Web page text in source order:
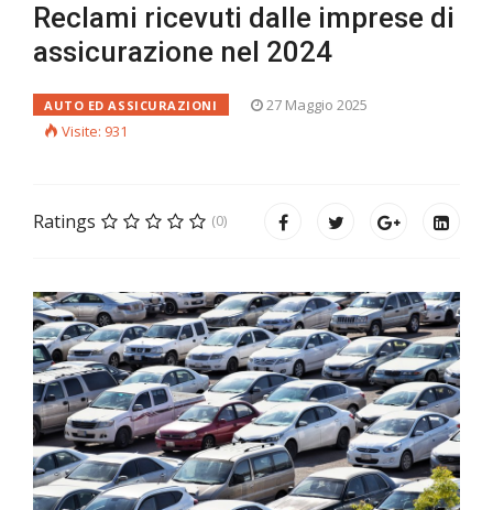
Reclami ricevuti dalle imprese di
assicurazione nel 2024
AUTO ED ASSICURAZIONI
27 Maggio 2025
Visite: 931
Ratings (0)